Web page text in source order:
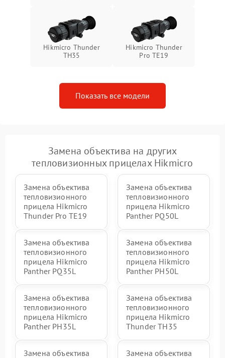
Hikmicro Thunder
TH35
Hikmicro Thunder
Pro TE19
Показать все модели
Замена объектива на других
тепловизионных прицелах Hikmicro
Замена объектива
тепловизионного
прицела Hikmicro
Thunder Pro TE19
Замена объектива
тепловизионного
прицела Hikmicro
Panther PQ50L
Замена объектива
тепловизионного
прицела Hikmicro
Panther PQ35L
Замена объектива
тепловизионного
прицела Hikmicro
Panther PH50L
Замена объектива
тепловизионного
прицела Hikmicro
Panther PH35L
Замена объектива
тепловизионного
прицела Hikmicro
Thunder TH35
Замена объектива
Замена объектива